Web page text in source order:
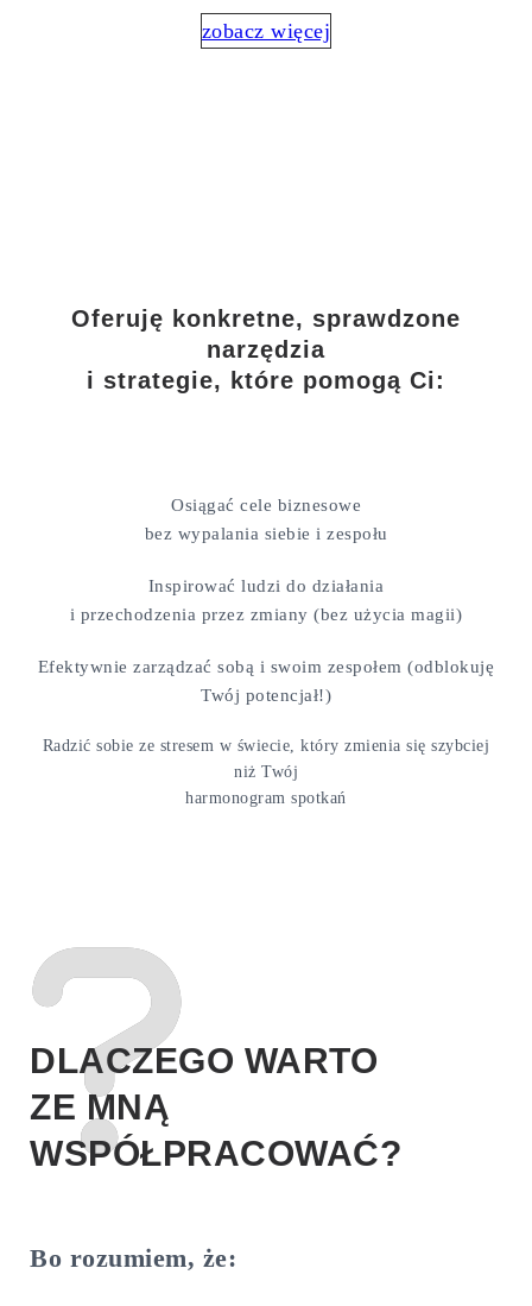
zobacz więcej
Oferuję konkretne, sprawdzone
narzędzia
i strategie, które pomogą Ci:
Osiągać cele biznesowe
bez wypalania siebie i zespołu
Inspirować ludzi do działania
i przechodzenia przez zmiany (bez użycia magii)
Efektywnie zarządzać sobą i swoim zespołem (odblokuję
Twój potencjał!)
Radzić sobie ze stresem w świecie, który zmienia się szybciej
niż Twój
harmonogram spotkań
DLACZEGO WARTO
ZE MNĄ
WSPÓŁPRACOWAĆ?
Bo rozumiem, że: